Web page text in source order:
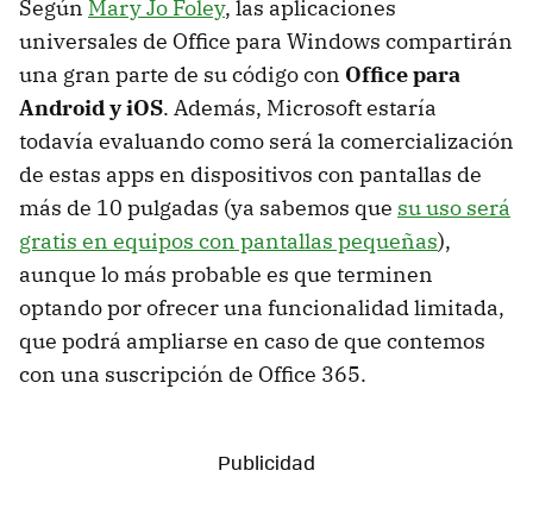
Según Mary Jo Foley, las aplicaciones
universales de Office para Windows compartirán
una gran parte de su código con Office para
Android y iOS. Además, Microsoft estaría
todavía evaluando como será la comercialización
de estas apps en dispositivos con pantallas de
más de 10 pulgadas (ya sabemos que su uso será
gratis en equipos con pantallas pequeñas),
aunque lo más probable es que terminen
optando por ofrecer una funcionalidad limitada,
que podrá ampliarse en caso de que contemos
con una suscripción de Office 365.